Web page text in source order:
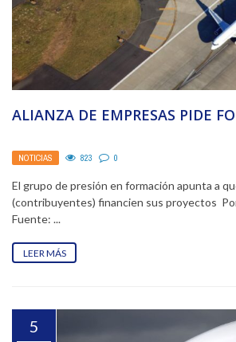
ALIANZA DE EMPRESAS PIDE
NOTICIAS 823 0
El grupo de presión en formación apunta a
(contribuyentes) financien sus proyectos
Fuente: ...
LEER MÁS
5